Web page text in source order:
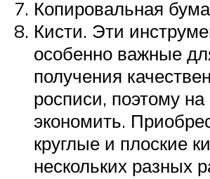
Копировальная
Кисти. Эти
особенно важные
получения
росписи, поэтому
экономить.
круглые и плоские
нескольких разных